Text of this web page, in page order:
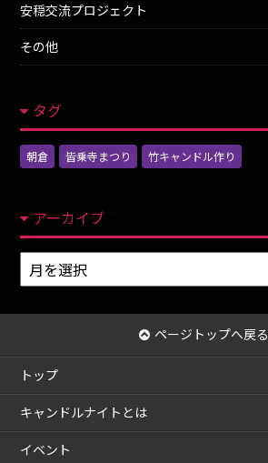
安穏交流プロジェクト
その他
タグ
朝倉 皆乗寺まつり 竹キャンドル作り
アーカイブ
ア
ー
ブ
ページトップへ戻る
トップ
キャンドルナイトとは
イベント